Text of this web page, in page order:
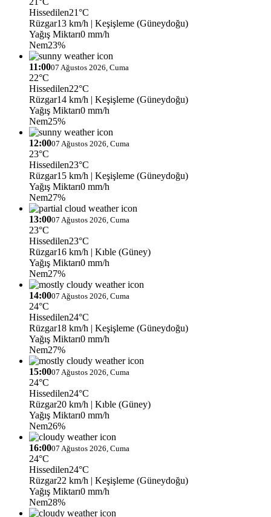
Hissedilen21°C
Rüzgar13 km/h | Keşişleme (Güneydoğu)
Yağış Miktarı0 mm/h
Nem23%
11:0007 Ağustos 2026, Cuma
22°C
Hissedilen22°C
Rüzgar14 km/h | Keşişleme (Güneydoğu)
Yağış Miktarı0 mm/h
Nem25%
12:0007 Ağustos 2026, Cuma
23°C
Hissedilen23°C
Rüzgar15 km/h | Keşişleme (Güneydoğu)
Yağış Miktarı0 mm/h
Nem27%
13:0007 Ağustos 2026, Cuma
23°C
Hissedilen23°C
Rüzgar16 km/h | Kıble (Güney)
Yağış Miktarı0 mm/h
Nem27%
14:0007 Ağustos 2026, Cuma
24°C
Hissedilen24°C
Rüzgar18 km/h | Keşişleme (Güneydoğu)
Yağış Miktarı0 mm/h
Nem27%
15:0007 Ağustos 2026, Cuma
24°C
Hissedilen24°C
Rüzgar20 km/h | Kıble (Güney)
Yağış Miktarı0 mm/h
Nem26%
16:0007 Ağustos 2026, Cuma
24°C
Hissedilen24°C
Rüzgar22 km/h | Keşişleme (Güneydoğu)
Yağış Miktarı0 mm/h
Nem28%